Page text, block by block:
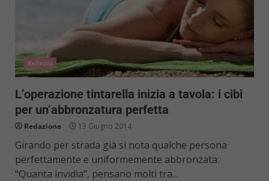
Bellezza
L’operazione tintarella inizia a tavola: i cibi
per un’abbronzatura perfetta
Redazione 13 Giugno 2014
Girando per strada già si nota qualche persona
perfettamente e uniformemente abbronzata:
“Quanta invidia“, pensano molti tra...